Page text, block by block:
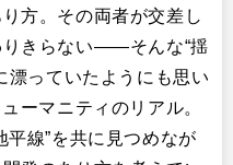
方。その両者が交差し
りきらない——そんな“揺
漂っていたようにも思い
ーマニティのリアル。
平線”を共に見つめなが